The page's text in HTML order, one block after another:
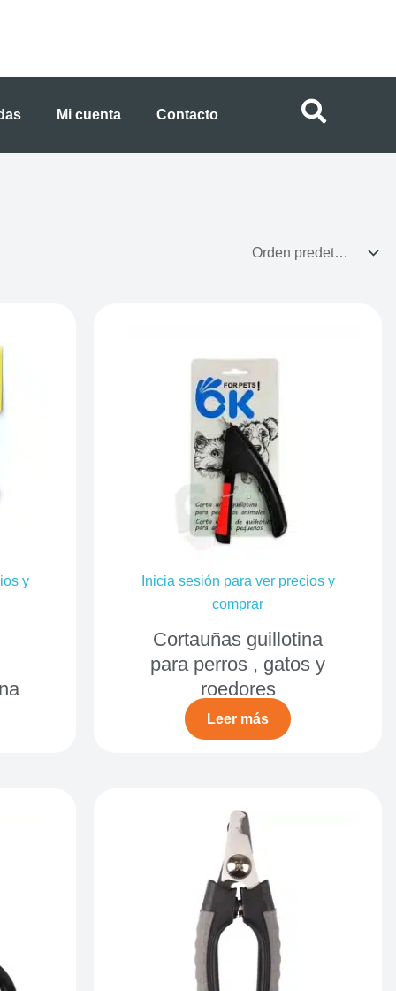
Mi cuenta Contacto
y
Inicia sesión para ver precios y
comprar
Cortauñas guillotina
para perros , gatos y
roedores
Leer más